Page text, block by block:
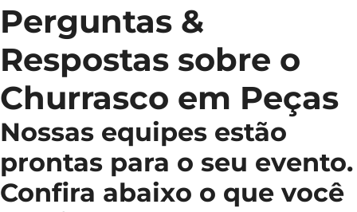
Perguntas &
Respostas sobre o
Churrasco em Peças
Nossas equipes estão
prontas para o seu evento.
Confira abaixo o que você